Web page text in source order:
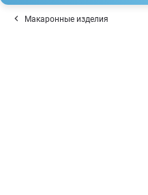
Макаронные изделия